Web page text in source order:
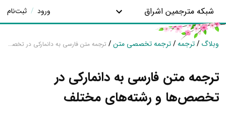
شبکه مترجمین اشراق ورود / ثبت‌نام
وبلاگ /ترجمه/ترجمه تخصصی متن/ ترجمه متن فارسی به دانمارکی در تخصص‌ها و رشته‌های مختلف
ترجمه متن فارسی به دانمارکی در
تخصص‌ها و رشته‌های مختلف